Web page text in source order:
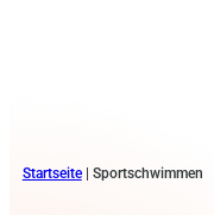
Startseite| Sportschwimmen